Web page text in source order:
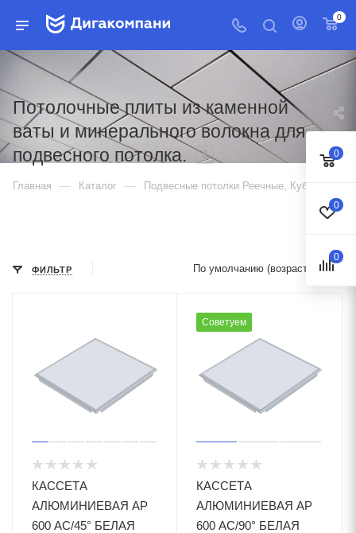
Потолочные плиты из каменной
ваты и минерального волокна для
подвесного потолка.
3
Главная — Каталог — Подвесные потолки Реечные, Кубота,
ФИЛЬТР По умолчанию (возрастание)
КАССЕТА
АЛЮМИНИЕВАЯ AP
600 AC/45° БЕЛАЯ
Советуем
КАССЕТА
АЛЮМИНИЕВАЯ AP
600 AC/90° БЕЛАЯ
0
0
0
0